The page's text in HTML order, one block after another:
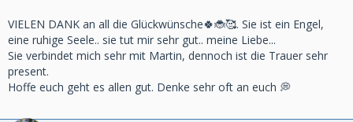
VIELEN DANK an all die Glückwünsche🍀🐞🥰. Sie ist ein Engel,
eine ruhige Seele.. sie tut mir sehr gut.. meine Liebe...
Sie verbindet mich sehr mit Martin, dennoch ist die Trauer sehr
present.
Hoffe euch geht es allen gut. Denke sehr oft an euch 💭